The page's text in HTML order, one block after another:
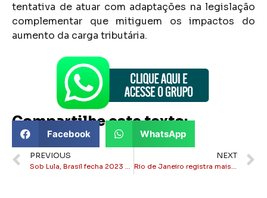
tentativa de atuar com adaptações na legislação
complementar que mitiguem os impactos do
aumento da carga tributária.
Compartilhe este texto:
Facebook WhatsApp
PREVIOUS
Sob Lula, Brasil fecha 2023 com déficit de R$230,5 bilhões, 2º pior da História
NEXT
Rio de Janeiro registra mais de 17 mil casos de dengue este ano